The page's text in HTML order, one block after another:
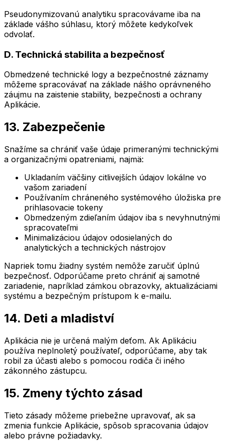
Pseudonymizovanú analytiku spracovávame iba na
základe vášho súhlasu, ktorý môžete kedykoľvek
odvolať.
D. Technická stabilita a bezpečnosť
Obmedzené technické logy a bezpečnostné záznamy
môžeme spracovávať na základe nášho oprávneného
záujmu na zaistenie stability, bezpečnosti a ochrany
Aplikácie.
13. Zabezpečenie
Snažíme sa chrániť vaše údaje primeranými technickými
a organizačnými opatreniami, najmä:
Ukladaním väčšiny citlivejších údajov lokálne vo
vašom zariadení
Používaním chráneného systémového úložiska pre
prihlasovacie tokeny
Obmedzeným zdieľaním údajov iba s nevyhnutnými
spracovateľmi
Minimalizáciou údajov odosielaných do
analytických a technických nástrojov
Napriek tomu žiadny systém nemôže zaručiť úplnú
bezpečnosť. Odporúčame preto chrániť aj samotné
zariadenie, napríklad zámkou obrazovky, aktualizáciami
systému a bezpečným prístupom k e-mailu.
14. Deti a mladiství
Aplikácia nie je určená malým deťom. Ak Aplikáciu
používa neplnoletý používateľ, odporúčame, aby tak
robil za účasti alebo s pomocou rodiča či iného
zákonného zástupcu.
15. Zmeny týchto zásad
Tieto zásady môžeme priebežne upravovať, ak sa
zmenia funkcie Aplikácie, spôsob spracovania údajov
alebo právne požiadavky.